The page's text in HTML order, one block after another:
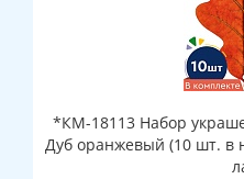
*КМ-18113 Набор
Дуб оранжевый (10 шт. в